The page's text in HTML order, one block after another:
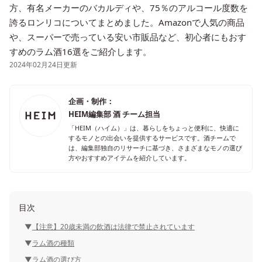
方、有名メーカーのバカルディや、75％のアルコール度数を
誇るロンリコについてまとめました。Amazonで人気の商品
や、スーパーで売っている安い市販品など、初心者にもおす
すめのラム酒16選をご紹介します。
2024年02月24日更新
企画・制作：
HEIM編集部 酒 チーム担当
「HEIM（ハイム）」は、暮らしをちょっと便利に、快適に
するモノとの出会いを提供するサービスです。酒チームで
は、編集部独自のリサーチに基づき、さまざまなモノの選び
方やおすすめアイテムを紹介しています。
目次
【注意】20歳未満の飲酒は法律で禁止されています
ラム酒の種類
ラム酒の選び方